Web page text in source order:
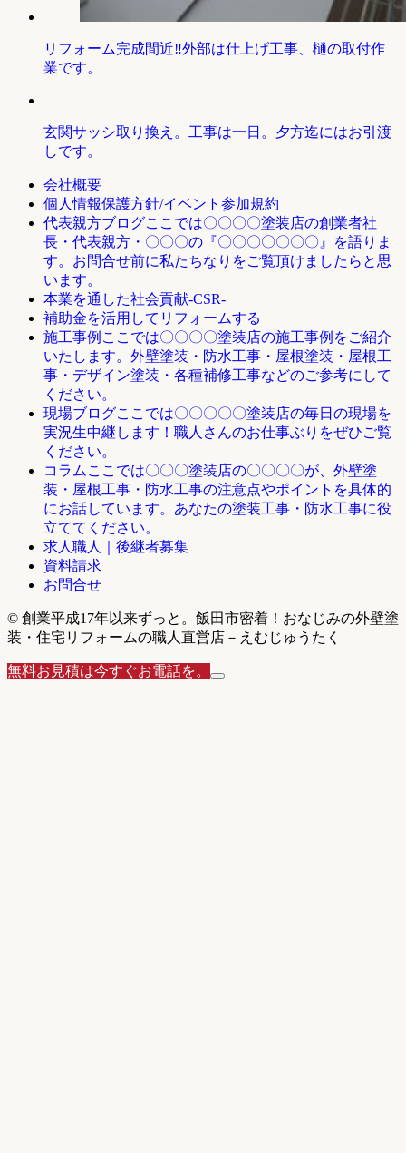
リフォーム完成間近‼外部は仕上げ工事、樋の取付作
業です。
玄関サッシ取り換え。工事は一日。夕方迄にはお引渡
しです。
会社概要
個人情報保護方針/イベント参加規約
代表親方ブログここでは〇〇〇〇塗装店の創業者社
長・代表親方・〇〇〇の『〇〇〇〇〇〇〇』を語りま
す。お問合せ前に私たちなりをご覧頂けましたらと思
います。
本業を通した社会貢献-CSR-
補助金を活用してリフォームする
施工事例 ここでは〇〇〇〇塗装店の施工事例をご紹介
いたします。外壁塗装・防水工事・屋根塗装・屋根工
事・デザイン塗装・各種補修工事などのご参考にして
ください。
現場ブログここでは〇〇〇〇〇塗装店の毎日の現場を
実況生中継します！職人さんのお仕事ぶりをぜひご覧
ください。
コラム ここでは〇〇〇塗装店の〇〇〇〇が、外壁塗
装・屋根工事・防水工事の注意点やポイントを具体的
にお話しています。あなたの塗装工事・防水工事に役
立ててください。
求人職人｜後継者募集
資料請求
お問合せ
© 創業平成17年以来ずっと。飯田市密着！おなじみの外壁塗
装・住宅リフォームの職人直営店－えむじゅうたく
無料お見積は今すぐお電話を。